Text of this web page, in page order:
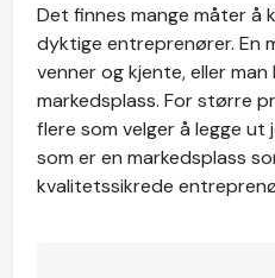
Det finnes mange måter å
dyktige entreprenører. En
venner og kjente, eller
markedsplass. For større
flere som velger å legge
som er en markedsplass
kvalitetssikrede